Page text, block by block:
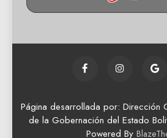
Página desarrollada por: Dirección
de la Gobernación del Estado
Powered By